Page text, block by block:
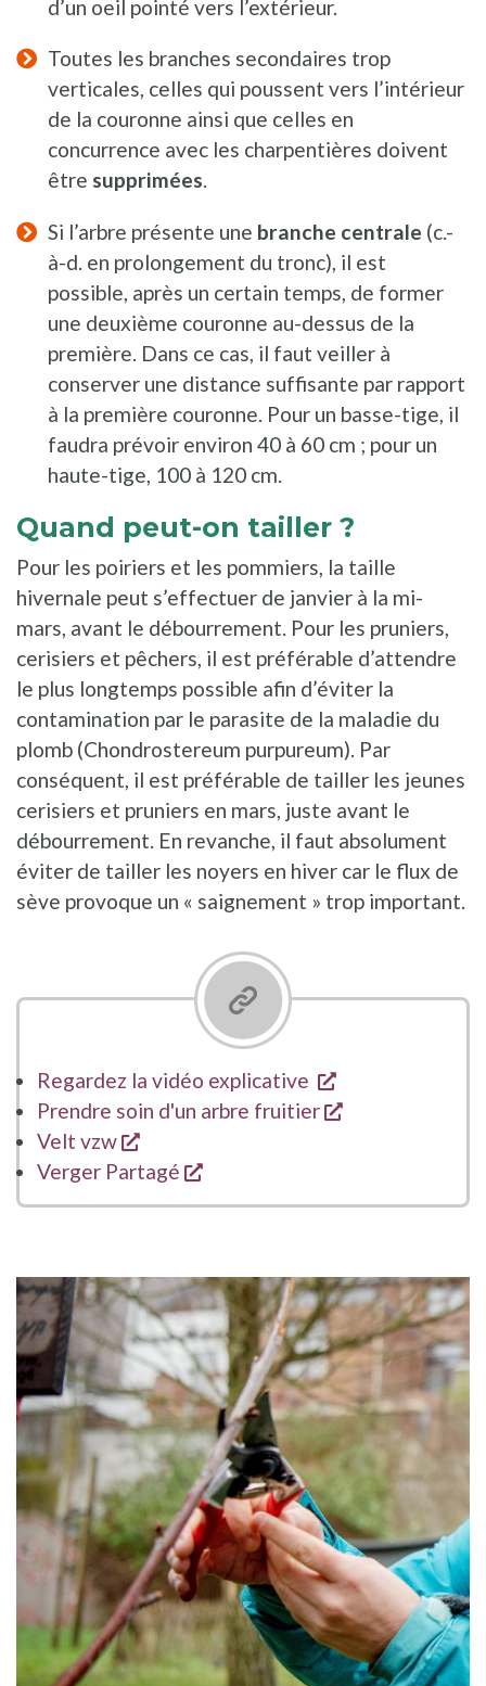
d’un oeil pointé vers l’extérieur.
Toutes les branches secondaires trop
verticales, celles qui poussent vers l’intérieur
de la couronne ainsi que celles en
concurrence avec les charpentières doivent
être supprimées.
Si l’arbre présente une branche centrale (c.-
à-d. en prolongement du tronc), il est
possible, après un certain temps, de former
une deuxième couronne au-dessus de la
première. Dans ce cas, il faut veiller à
conserver une distance suffisante par rapport
à la première couronne. Pour un basse-tige, il
faudra prévoir environ 40 à 60 cm ; pour un
haute-tige, 100 à 120 cm.
Quand peut-on tailler ?
Pour les poiriers et les pommiers, la taille
hivernale peut s’effectuer de janvier à la mi-
mars, avant le débourrement. Pour les pruniers,
cerisiers et pêchers, il est préférable d’attendre
le plus longtemps possible afin d’éviter la
contamination par le parasite de la maladie du
plomb (Chondrostereum purpureum). Par
conséquent, il est préférable de tailler les jeunes
cerisiers et pruniers en mars, juste avant le
débourrement. En revanche, il faut absolument
éviter de tailler les noyers en hiver car le flux de
sève provoque un « saignement » trop important.
Regardez la vidéo explicative
s'ouvre dans
Prendre soin d'un arbre fruitier
s'ouvre dans
Velt vzw
s'ouvre dans une nouvelle fenêtre
Verger Partagé
s'ouvre dans une nouvelle